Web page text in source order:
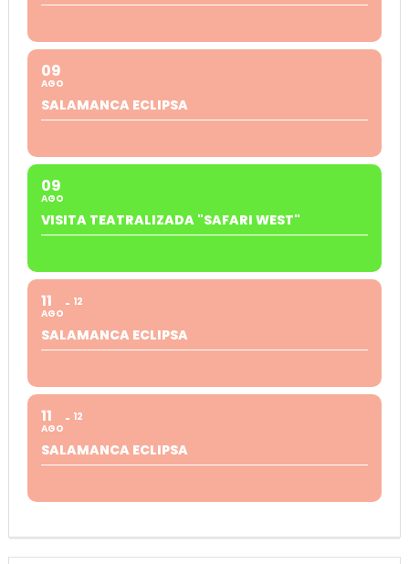
09
AGO
SALAMANCA ECLIPSA
09
AGO
VISITA TEATRALIZADA "SAFARI WEST"
11
AGO
12
SALAMANCA ECLIPSA
11
AGO
12
SALAMANCA ECLIPSA